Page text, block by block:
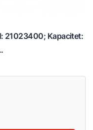
21023400; Kapacitet: